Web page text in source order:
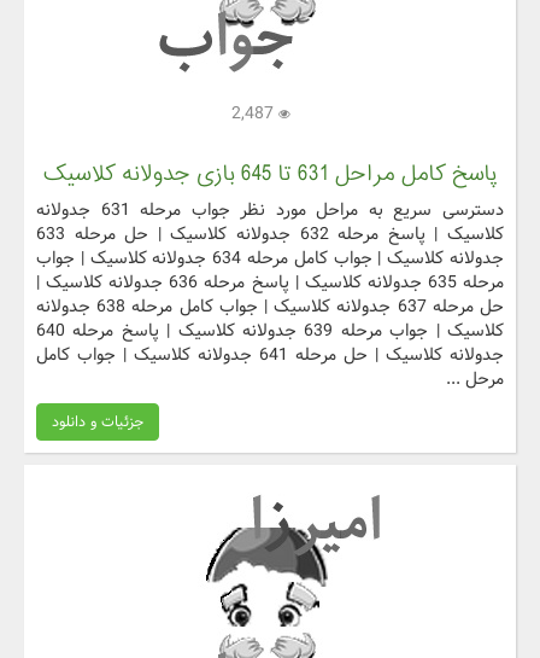
پاسخ کامل مراحل 631 تا 645 بازی جدولانه کلاسیک
دسترسی سریع به مراحل مورد نظر جواب مرحله 631 جدولانه
کلاسیک | پاسخ مرحله 632 جدولانه کلاسیک | حل مرحله 633
جدولانه کلاسیک | جواب کامل مرحله 634 جدولانه کلاسیک | جواب
مرحله 635 جدولانه کلاسیک | پاسخ مرحله 636 جدولانه کلاسیک |
حل مرحله 637 جدولانه کلاسیک | جواب کامل مرحله 638 جدولانه
کلاسیک | جواب مرحله 639 جدولانه کلاسیک | پاسخ مرحله 640
جدولانه کلاسیک | حل مرحله 641 جدولانه کلاسیک | جواب کامل
مرحل ...
جزئیات و دانلود